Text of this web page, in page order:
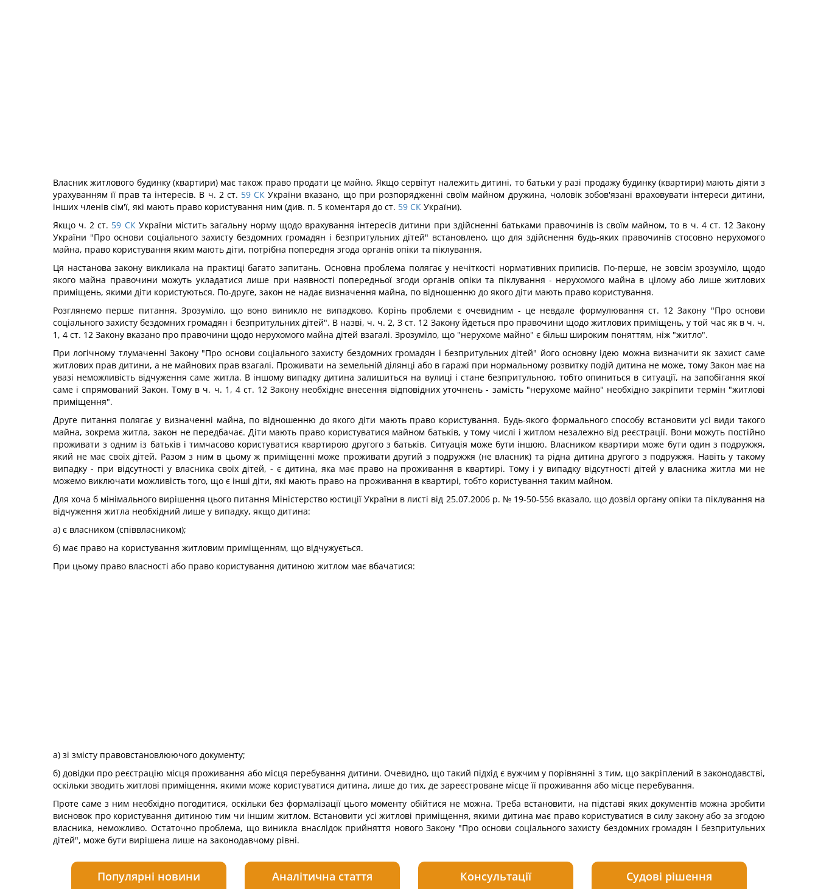
Власник житлового будинку (квартири) має також право продати це майно. Якщо сервітут належить дитині, то батьки у разі продажу будинку (квартири) мають діяти з
урахуванням її прав та інтересів. В ч. 2 ст. 59 СКУкраїни вказано, що при розпорядженні своїм майном дружина, чоловік зобов'язані враховувати інтереси дитини,
інших членів сім'ї, які мають право користування ним (див. п. 5 коментаря до ст. 59 СК України).
Якщо ч. 2 ст. 59 СКУкраїни містить загальну норму щодо врахування інтересів дитини при здійсненні батьками правочинів із своїм майном, то в ч. 4 ст. 12 Закону
України "Про основи соціального захисту бездомних громадян і безпритульних дітей" встановлено, що для здійснення будь-яких правочинів стосовно нерухомого
майна, право користування яким мають діти, потрібна попередня згода органів опіки та піклування.
Ця настанова закону викликала на практиці багато запитань. Основна проблема полягає у нечіткості нормативних приписів. По-перше, не зовсім зрозуміло, щодо
якого майна правочини можуть укладатися лише при наявності попередньої згоди органів опіки та піклування - нерухомого майна в цілому або лише житлових
приміщень, якими діти користуються. По-друге, закон не надає визначення майна, по відношенню до якого діти мають право користування.
Розглянемо перше питання. Зрозуміло, що воно виникло не випадково. Корінь проблеми є очевидним - це невдале формулювання ст. 12 Закону "Про основи
соціального захисту бездомних громадян і безпритульних дітей". В назві, ч. ч. 2, З ст. 12 Закону йдеться про правочини щодо житлових приміщень, у той час як в ч. ч.
1, 4 ст. 12 Закону вказано про правочини щодо нерухомого майна дітей взагалі. Зрозуміло, що "нерухоме майно" є більш широким поняттям, ніж "житло".
При логічному тлумаченні Закону "Про основи соціального захисту бездомних громадян і безпритульних дітей" його основну ідею можна визначити як захист саме
житлових прав дитини, а не майнових прав взагалі. Проживати на земельній ділянці або в гаражі при нормальному розвитку подій дитина не може, тому Закон має на
увазі неможливість відчуження саме житла. В іншому випадку дитина залишиться на вулиці і стане безпритульною, тобто опиниться в ситуації, на запобігання якої
саме і спрямований Закон. Тому в ч. ч. 1, 4 ст. 12 Закону необхідне внесення відповідних уточнень - замість "нерухоме майно" необхідно закріпити термін "житлові
приміщення".
Друге питання полягає у визначенні майна, по відношенню до якого діти мають право користування. Будь-якого формального способу встановити усі види такого
майна, зокрема житла, закон не передбачає. Діти мають право користуватися майном батьків, у тому числі і житлом незалежно від реєстрації. Вони можуть постійно
проживати з одним із батьків і тимчасово користуватися квартирою другого з батьків. Ситуація може бути іншою. Власником квартири може бути один з подружжя,
який не має своїх дітей. Разом з ним в цьому ж приміщенні може проживати другий з подружжя (не власник) та рідна дитина другого з подружжя. Навіть у такому
випадку - при відсутності у власника своїх дітей, - є дитина, яка має право на проживання в квартирі. Тому і у випадку відсутності дітей у власника житла ми не
можемо виключати можливість того, що є інші діти, які мають право на проживання в квартирі, тобто користування таким майном.
Для хоча б мінімального вирішення цього питання Міністерство юстиції України в листі від 25.07.2006 р. № 19-50-556 вказало, що дозвіл органу опіки та піклування на
відчуження житла необхідний лише у випадку, якщо дитина:
а) є власником (співвласником);
б) має право на користування житловим приміщенням, що відчужується.
При цьому право власності або право користування дитиною житлом має вбачатися:
а) зі змісту правовстановлюючого документу;
б) довідки про реєстрацію місця проживання або місця перебування дитини. Очевидно, що такий підхід є вужчим у порівнянні з тим, що закріплений в законодавстві,
оскільки зводить житлові приміщення, якими може користуватися дитина, лише до тих, де зареєстроване місце її проживання або місце перебування.
Проте саме з ним необхідно погодитися, оскільки без формалізації цього моменту обійтися не можна. Треба встановити, на підставі яких документів можна зробити
висновок про користування дитиною тим чи іншим житлом. Встановити усі житлові приміщення, якими дитина має право користуватися в силу закону або за згодою
власника, неможливо. Остаточно проблема, що виникла внаслідок прийняття нового Закону "Про основи соціального захисту бездомних громадян і безпритульних
дітей", може бути вирішена лише на законодавчому рівні.
Популярні новини Аналітична стаття Консультації Судові рішення